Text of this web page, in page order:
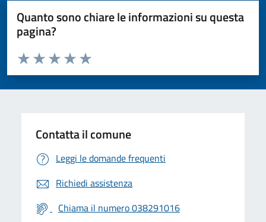
Quanto sono chiare le informazioni su questa
pagina?
Valuta da 1 a 5 stelle la pagina
Valuta 5 stelle su 5
Valuta 4 stelle su 5
Valuta 3 stelle su 5
Valuta 2 stelle su 5
Valuta 1 stelle su 5
Contatta il comune
Leggi le domande frequenti
Richiedi assistenza
Chiama il numero 038291016